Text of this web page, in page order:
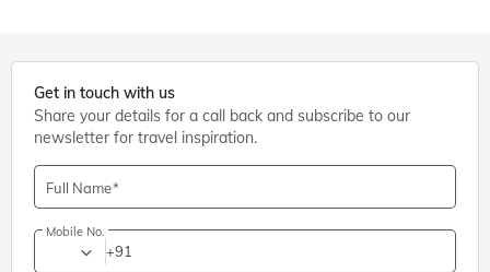
Get in touch with us
Share your details for a call back and subscribe to our
newsletter for travel inspiration.
Full Name
Mobile No.
+91